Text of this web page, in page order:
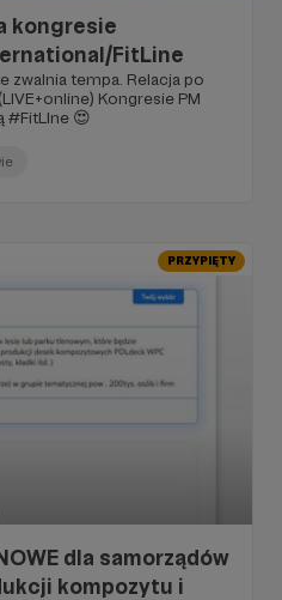
kongresie
FitLine
zwalnia tempa. Relacja po
Kongresie PM
#FitLIne 😍
PRZYPIĘTY
dla samorządów
kompozytu i